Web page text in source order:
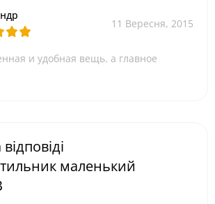
11 Вересня, 2015
и удобная вещь. а главное
маленький